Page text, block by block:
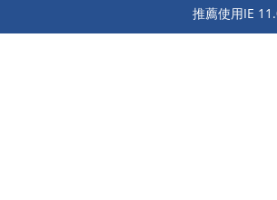
推薦使用IE